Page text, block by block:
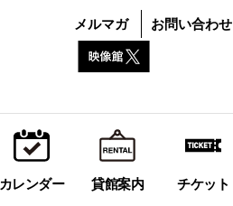
メルマガ お問い合わせ
カレンダー 貸館案内 チケット